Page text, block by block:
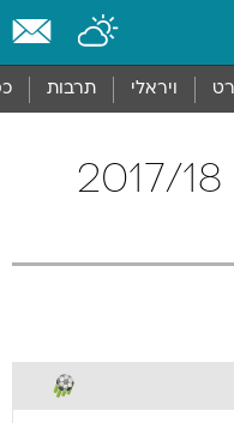
ויראלי תרבות
כדורגל ליגת העל 2017/18